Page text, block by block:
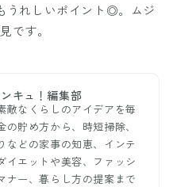
うれしいポイント◎。ムジ
です。
キュ！編集部
敵なくらしのアイデアを毎
の貯め方から、時短掃除、
などの家事の知恵、インテ
イエットや美容、ファッシ
ナー、暮らし方の提案まで